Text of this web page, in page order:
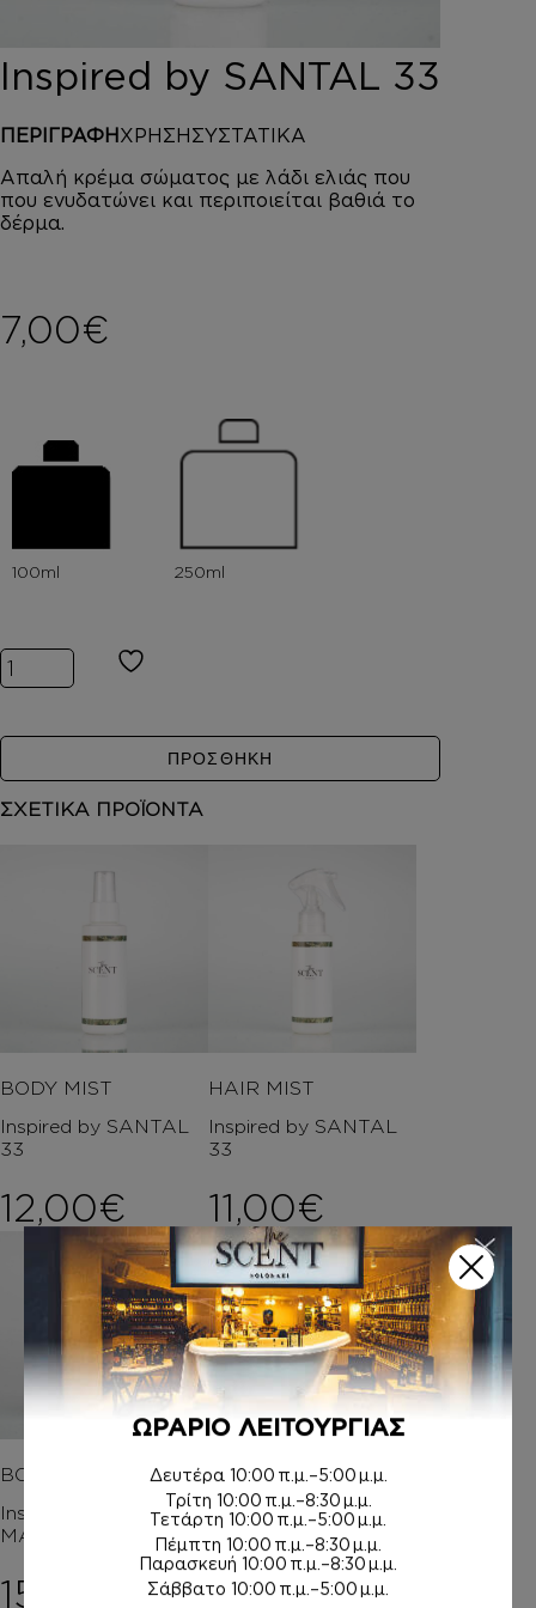
HOROMIA
SPECIAL OFFERS
ΣΥΝΔΕΣΗ
ΚΑΛΑΘΙ
Inspired by SANTAL 33
ΠΕΡΙΓΡΑΦΗ ΧΡΗΣΗ ΣΥΣΤΑΤΙΚΑ
Απαλή κρέμα σώματος με λάδι ελιάς που
που ενυδατώνει και περιποιείται βαθιά το
δέρμα.
7,00€
Inspired by SANTAL 33 ποσότητα
ΠΡΟΣΘΗΚΗ
ΣΧΕΤΙΚΑ ΠΡΟΪΟΝΤΑ
BODY MIST
Inspired by SANTAL
33
12,00€
HAIR MIST
Inspired by SANTAL
33
11,00€
BODY BUTTER
Inspired by THE
MATCHA 26
15,00
ΑΡΩΜΑΤΑ
Inspired by THE
MATCHA 26
8,00€ –
ΩΡΑΡΙΟ ΛΕΙΤΟΥΡΓΙΑΣ
Δευτέρα 10:00 π.μ.–5:00 μ.μ.
Τρίτη 10:00 π.μ.–8:30 μ.μ.
Τετάρτη 10:00 π.μ.–5:00 μ.μ.
Πέμπτη 10:00 π.μ.–8:30 μ.μ.
Παρασκευή 10:00 π.μ.–8:30 μ.μ.
Σάββατο 10:00 π.μ.–5:00 μ.μ.